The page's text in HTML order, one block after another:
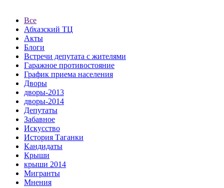
Все
Абхазский ТЦ
Акты
Блоги
Встречи депутата с жителями
Гаражное противостояние
График приема населения
Дворы
дворы-2013
дворы-2014
Депутаты
Забавное
Искусство
История Таганки
Кандидаты
Крыши
крыши 2014
Мигранты
Мнения